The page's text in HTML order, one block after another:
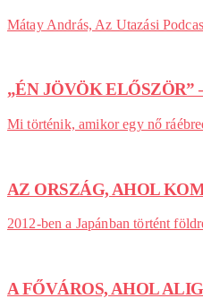
Mátay András, Az Utazási
„ÉN JÖVÖK
Mi történik, amikor egy nő
AZ ORSZÁG, AHOL
2012-ben a Japánban történt
A FŐVÁROS, AHOL